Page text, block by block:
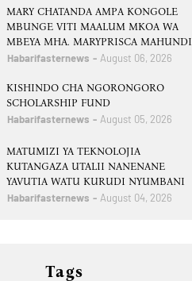
MARY CHATANDA AMPA KONGOLE
MBUNGE VITI MAALUM MKOA WA
MBEYA MHA. MARYPRISCA MAHUNDI
Habarifasternews August 06, 2026
KISHINDO CHA NGORONGORO
SCHOLARSHIP FUND
Habarifasternews August 05, 2026
MATUMIZI YA TEKNOLOJIA
KUTANGAZA UTALII NANENANE
YAVUTIA WATU KURUDI NYUMBANI
Habarifasternews August 04, 2026
Tags